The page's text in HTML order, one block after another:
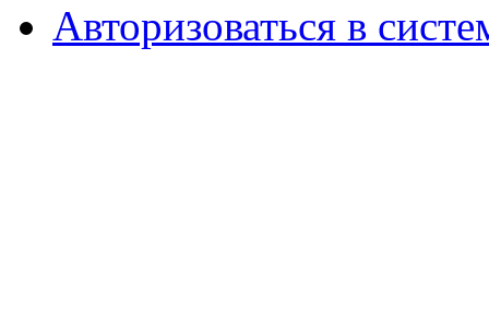
Авторизоваться в